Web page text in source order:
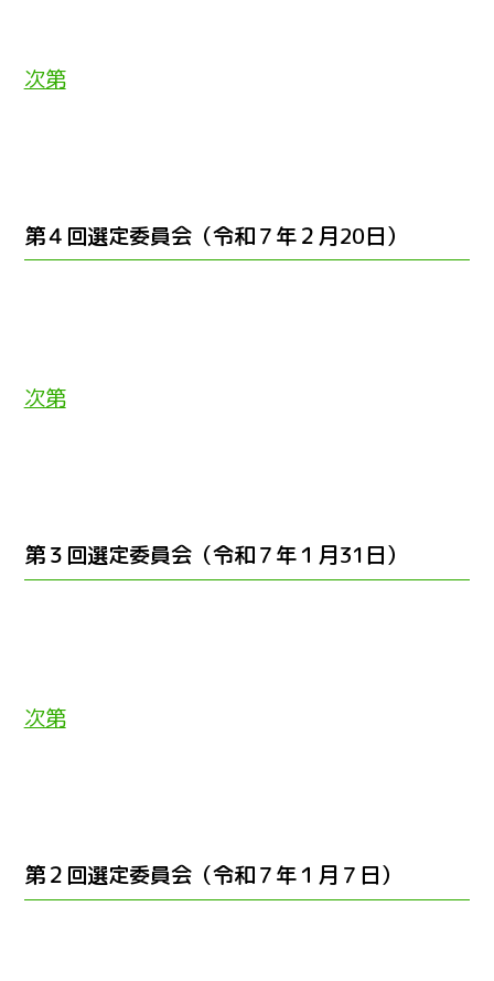
次第
第４回選定委員会（令和７年２月20日）
次第
第３回選定委員会（令和７年１月31日）
次第
第２回選定委員会（令和７年１月７日）